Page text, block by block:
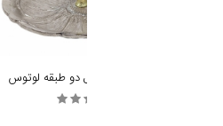
شیرینی خوری مدل دو طبقه لوتوس